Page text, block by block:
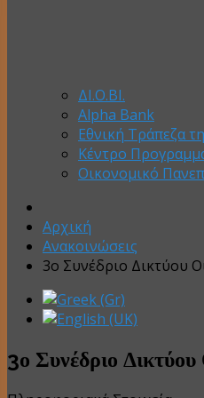
ΔΙ.Ο.ΒΙ.
Alpha Bank
Εθνική Τράπεζα
Κέντρο
Οικονομικό
Αρχική
Ανακοινώσεις
3ο Συνέδριο Δικτύου
3ο Συνέδριο